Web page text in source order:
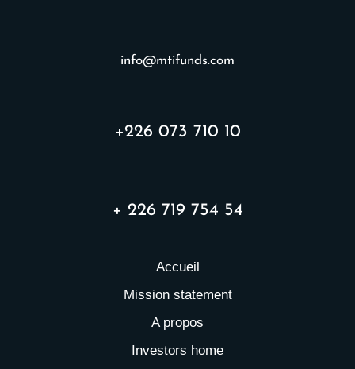
info@mtifunds.com
+226 073 710 10
+ 226 719 754 54
Accueil
Mission statement
A propos
Investors home